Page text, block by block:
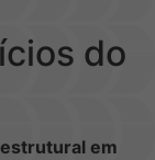
do
em